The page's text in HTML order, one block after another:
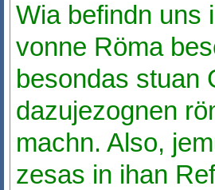
Wia befindn uns
vonne Röma
besondas stuan
dazujezognen
machn. Also,
zesas in ihan